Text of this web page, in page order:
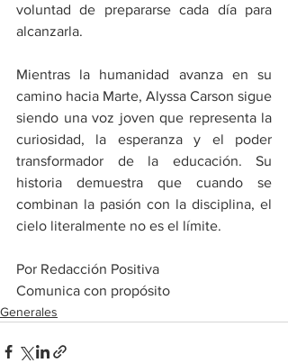
voluntad de prepararse cada día para
alcanzarla.
Mientras la humanidad avanza en su
camino hacia Marte, Alyssa Carson sigue
siendo una voz joven que representa la
curiosidad, la esperanza y el poder
transformador de la educación. Su
historia demuestra que cuando se
combinan la pasión con la disciplina, el
cielo literalmente no es el límite.
Por Redacción Positiva
Comunica con propósito
Generales